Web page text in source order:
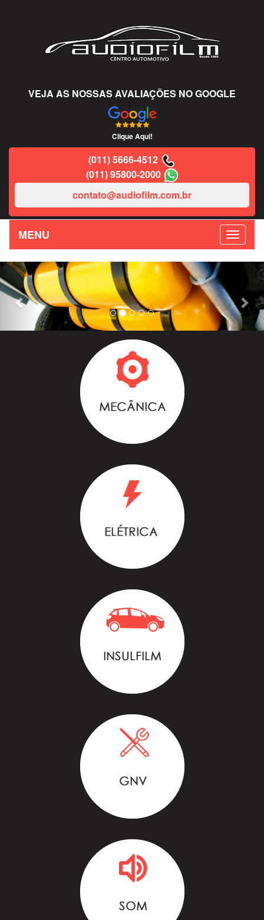
VEJA AS NOSSAS AVALIAÇÕES NO GOOGLE
Clique Aqui!
(011) 5666-4512
(011) 95800-2000
contato@audiofilm.com.br
MENU
Previous